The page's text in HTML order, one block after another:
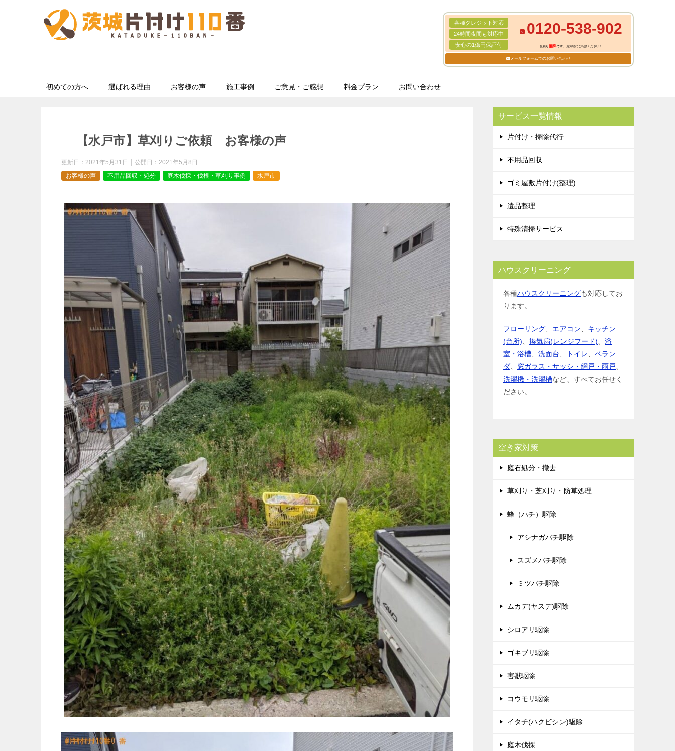
各種クレジット対応
24時間夜間も対応中
安心の1億円保証付
0120-538-902
見積り無料です。お気軽にご相談ください！
メールフォームでのお問い合わせ
初めての方へ 選ばれる理由 お客様の声 施工事例 ご意見・ご感想 料金プラン お問い合わせ
【水戸市】草刈りご依頼 お客様の声
更新日： 2021年5月31日 公開日： 2021年5月8日
お客様の声
不用品回収・処分 庭木伐採・伐根・草刈り事例 水戸市
サービス一覧情報
片付け・掃除代行
不用品回収
ゴミ屋敷片付け(整理)
遺品整理
特殊清掃サービス
ハウスクリーニング
各種ハウスクリーニングも対応してお
ります。
フローリング エアコン
キッチン
(台所)
換気扇(レンジフード)
浴
室・浴槽
洗面台 トイレ
ベラン
ダ
窓ガラス・サッシ・網戸・雨戸
洗濯機・洗濯槽など、すべてお任せく
ださい。
空き家対策
庭石処分・撤去
草刈り・芝刈り・防草処理
蜂（ハチ）駆除
アシナガバチ駆除
スズメバチ駆除
ミツバチ駆除
ムカデ(ヤスデ)駆除
シロアリ駆除
ゴキブリ駆除
害獣駆除
コウモリ駆除
イタチ(ハクビシン)駆除
庭木伐採